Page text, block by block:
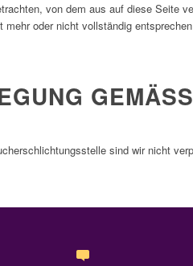
von dem aus auf diese Seite
oder nicht vollständig
GEMÄSS
sind wir nicht